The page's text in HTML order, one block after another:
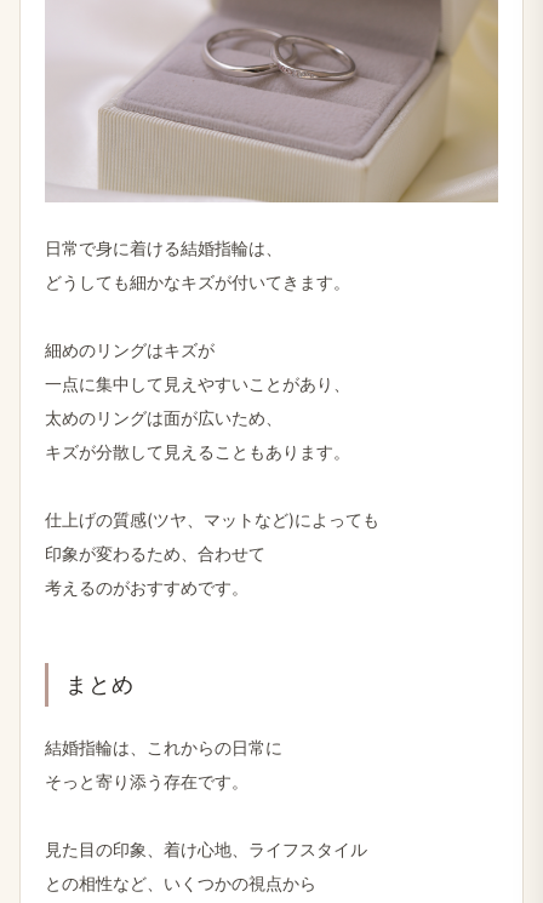
日常で​身に​着ける​結婚​指輪は、
どうしても​細かな​キズが​付いてきます。
細めの​リングは​キズが
一点に​集中して​見えやすいことが​あり、
太めの​リングは​面が​広いため、
キズが​分散して​見える​こともあります。
仕上げの​質感(ツヤ、​マットなど)に​よっても
印象が​変わる​ため、​合わせて
考えるのが​おすすめです。
まとめ
結婚​指輪は、​これからの​日常に
そっと​寄り​添う​存在です。
見た​目の​印象、​着け心地、​ライフスタイル
との​相性など、​いく​つかの​視点から